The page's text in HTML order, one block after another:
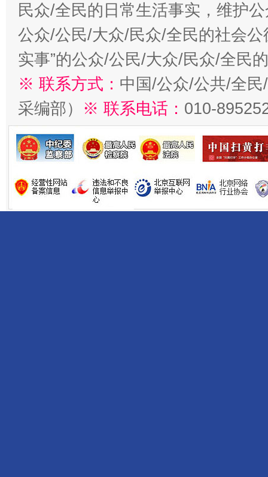
民众/全民的日常生活事实，维护
公众/公民/大众/民众/全民的社会公
实事”的公众/公民/大众/民众/全民
※ 联系方式： 中国/公众/公共/全
采编部） ※ 联系电话： 010-